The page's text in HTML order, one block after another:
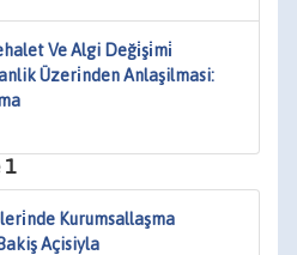
Ve Algi Deği̇şi̇mi̇
Üzeri̇nden Anlaşilmasi:
1
Kurumsallaşma
Açisiyla